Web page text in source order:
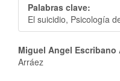
Palabras clave:
El suicidio, Psicología
Miguel Angel Escribano
Arráez